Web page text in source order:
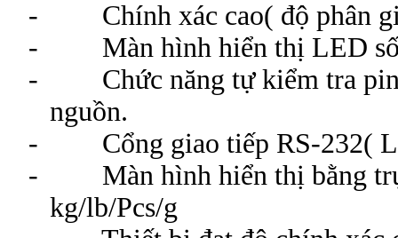
- Chính xác cao( độ phân
- Màn hình hiển thị LED
- Chức năng tự kiểm tra
nguồn.
- Cổng giao tiếp RS-232(
- Màn hình hiển thị bằng
kg/lb/Pcs/g